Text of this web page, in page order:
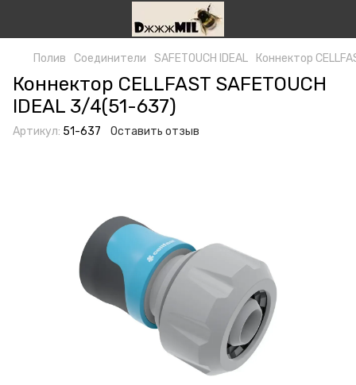
Полив Соединители SAFETOUCH IDEAL Коннектор
Коннектор CELLFAST SAFETOUCH
IDEAL 3/4(51-637)
Артикул: 51-637 Оставить отзыв